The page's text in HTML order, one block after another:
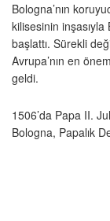
Bologna’nın
kilisesinin inşasıyla
başlattı. Sürekli
Avrupa’nın en
geldi.
1506’da Papa II.
Bologna, Papalık